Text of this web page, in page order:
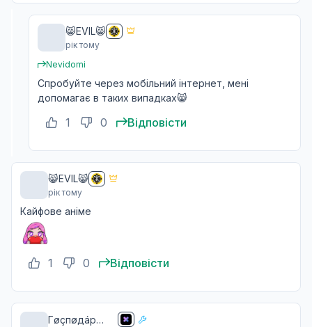
😸EVIL😸
рік тому
Nevidomi
Спробуйте через мобільний інтернет, мені
допомагає в таких випадках😸
1 0 Відповісти
😸EVIL😸
рік тому
Кайфове аніме
1 0 Відповісти
Гøçпøдáp